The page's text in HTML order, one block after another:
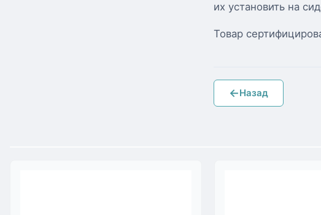
их установить на
Товар
←Назад